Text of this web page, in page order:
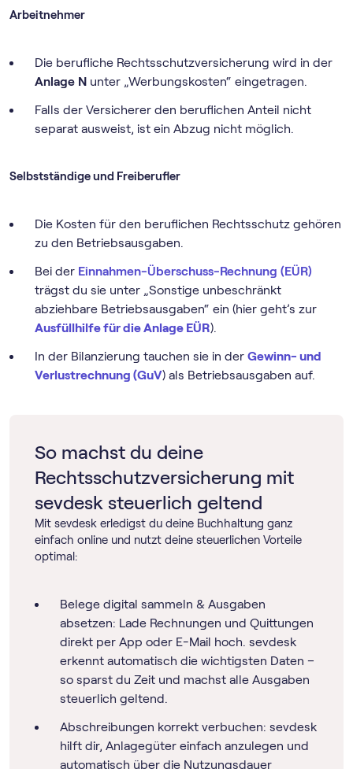
Arbeitnehmer
Die berufliche Rechtsschutzversicherung wird in der
Anlage N unter „Werbungskosten“ eingetragen.
Falls der Versicherer den beruflichen Anteil nicht
separat ausweist, ist ein Abzug nicht möglich.
Selbstständige und Freiberufler
Die Kosten für den beruflichen Rechtsschutz gehören
zu den Betriebsausgaben.
Bei der Einnahmen-Überschuss-Rechnung (EÜR)
trägst du sie unter „Sonstige unbeschränkt
abziehbare Betriebsausgaben“ ein (hier geht’s zur
Ausfüllhilfe für die Anlage EÜR).
In der Bilanzierung tauchen sie in der Gewinn- und
Verlustrechnung (GuV) als Betriebsausgaben auf.
So machst du deine
Rechtsschutzversicherung mit
sevdesk steuerlich geltend
Mit sevdesk erledigst du deine Buchhaltung ganz
einfach online und nutzt deine steuerlichen Vorteile
optimal:
Belege digital sammeln & Ausgaben
absetzen: Lade Rechnungen und Quittungen
direkt per App oder E-Mail hoch. sevdesk
erkennt automatisch die wichtigsten Daten –
so sparst du Zeit und machst alle Ausgaben
steuerlich geltend.
Abschreibungen korrekt verbuchen: sevdesk
hilft dir, Anlagegüter einfach anzulegen und
automatisch über die Nutzungsdauer